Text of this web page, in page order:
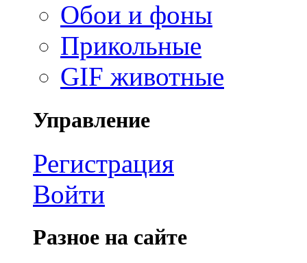
Обои и фоны
Прикольные
GIF животные
Управление
Регистрация
Войти
Разное на сайте